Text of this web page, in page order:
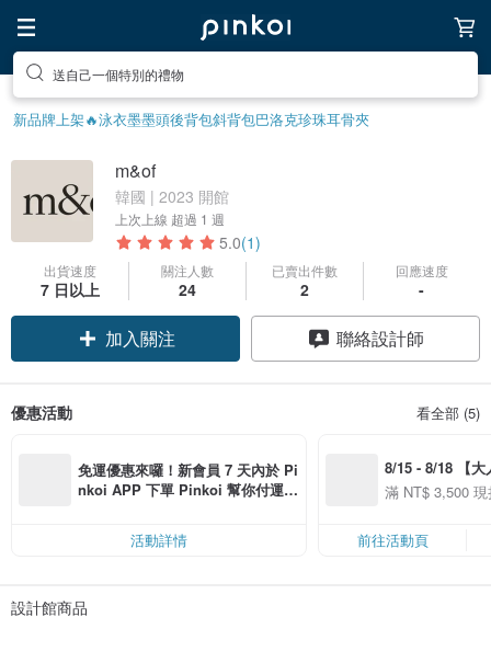
送自己一個特別的禮物
新品牌上架🔥泳衣墨墨頭後背包斜背包巴洛克珍珠耳骨夾
m&of
韓國 | 2023 開館
上次上線 超過 1 週
5.0(1)
出貨速度
7 日以上
關注人數
24
已賣出件數
2
回應速度
-
加入關注 聯絡設計師
優惠活動 看全部 (5)
免運優惠來囉！新會員 7 天內於 Pi
nkoi APP 下單 Pinkoi 幫你付運
活動詳情
8/15 - 8/18 【大
季】滿
50
滿 NT$ 3,500
前往活動頁
設計館商品